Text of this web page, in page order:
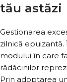
tău astăzi
Gestionarea
zilnică
modului în care
rădăcinilor
Prin adoptarea